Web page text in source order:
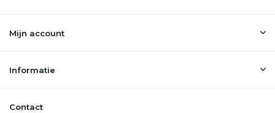
Mijn account
Informatie
Contact